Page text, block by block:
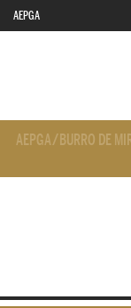
AEPGA
AEPGA/ BURRO DE